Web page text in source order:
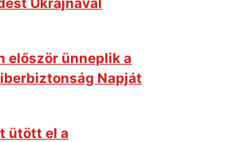
először ünneplik a
Napját
ütött el a